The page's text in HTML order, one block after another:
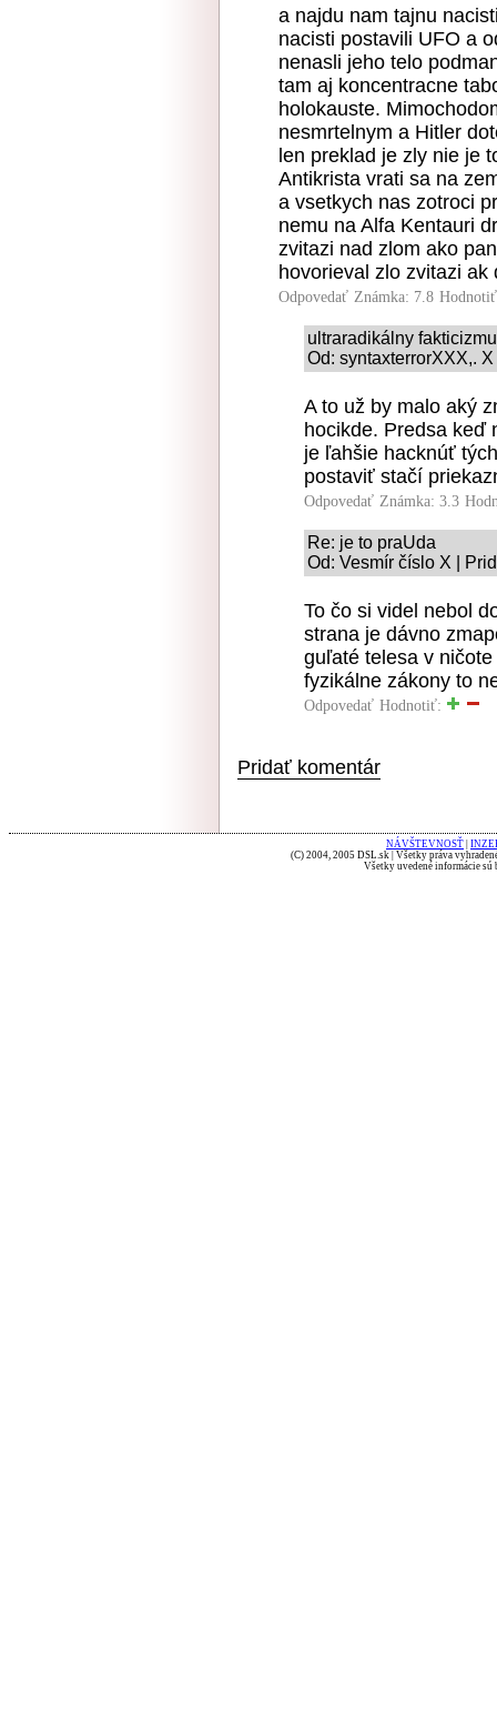
a najdu nam tajnu
nacisti postavili UFO a
nenasli jeho telo
tam aj koncentracne
holokauste.
nesmrtelnym a Hitler
len preklad je zly nie je
Antikrista vrati sa na
a vsetkych nas zotroci
nemu na Alfa Kentauri
zvitazi nad zlom ako
hovorieval zlo zvitazi
Odpovedať Známka: 7.8
ultraradikálny
Od: syntaxterrorXXX,.
A to už by malo aký
hocikde. Predsa keď
je ľahšie hacknúť
postaviť stačí
Odpovedať Známka: 3.3
Re: je to praUda
Od: Vesmír číslo X |
To čo si videl nebol
strana je dávno
guľaté telesa v
fyzikálne zákony to
Odpovedať Hodnotiť:
Pridať komentár
NÁVŠTEVNOSŤ
(C) 2004, 2005 DSL.sk | Všetky práva
Všetky uvedené informácie sú